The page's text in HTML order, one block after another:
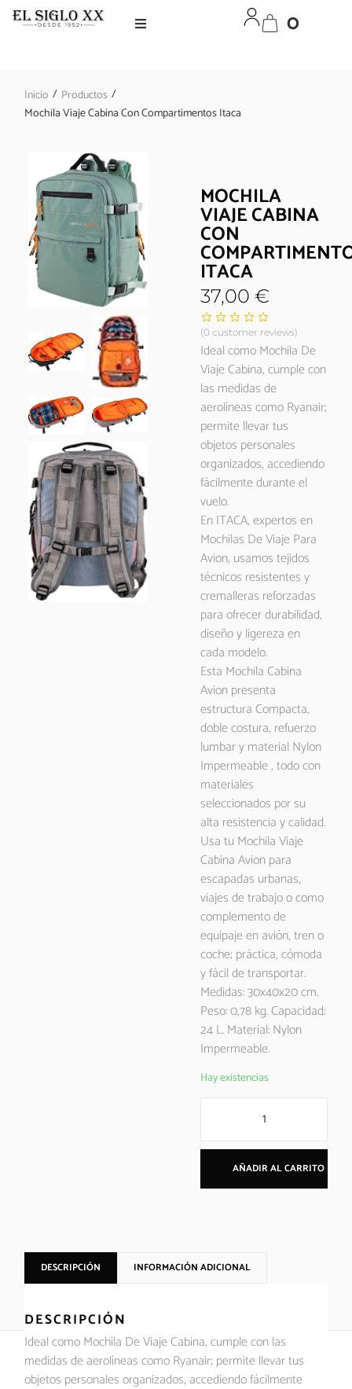
0
Inicio / Productos /
Mochila Viaje Cabina Con Compartimentos Itaca
MOCHILA
VIAJE CABINA
CON
ITACA
37,00€
(0 customer reviews)
Ideal como Mochila De
Viaje Cabina, cumple con
las medidas de
aerolíneas como Ryanair;
permite llevar tus
objetos personales
organizados, accediendo
fácilmente durante el
vuelo.
En ITACA, expertos en
Mochilas De Viaje Para
Avion, usamos tejidos
técnicos resistentes y
cremalleras reforzadas
para ofrecer durabilidad,
diseño y ligereza en
cada modelo.
Esta Mochila Cabina
Avion presenta
estructura Compacta,
doble costura, refuerzo
lumbar y material Nylon
Impermeable , todo con
materiales
seleccionados por su
alta resistencia y calidad.
Usa tu Mochila Viaje
Cabina Avion para
escapadas urbanas,
viajes de trabajo o como
complemento de
equipaje en avión, tren o
coche; práctica, cómoda
y fácil de transportar.
Medidas: 30x40x20 cm.
Peso: 0,78 kg. Capacidad:
24 L. Material: Nylon
Impermeable.
Hay existencias
AÑADIR AL CARRITO
DESCRIPCIÓN INFORMACIÓN ADICIONAL
DESCRIPCIÓN
Ideal como Mochila De Viaje Cabina, cumple con las
medidas de aerolíneas como Ryanair; permite llevar tus
objetos personales organizados, accediendo fácilmente